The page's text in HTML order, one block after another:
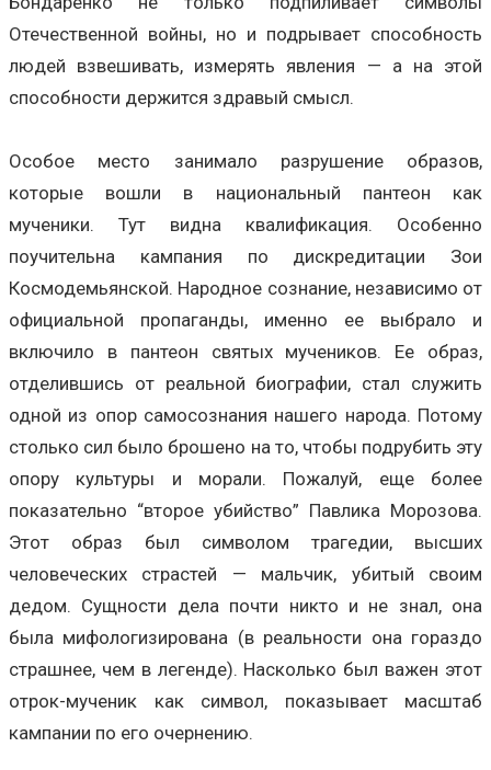
Отечественной войны, но и подрывает способность
людей взвешивать, измерять явления — а на этой
способности держится здравый смысл.
Особое место занимало разрушение образов,
которые вошли в национальный пантеон как
мученики. Тут видна квалификация. Особенно
поучительна кампания по дискредитации Зои
Космодемьянской. Народное сознание, независимо от
официальной пропаганды, именно ее выбрало и
включило в пантеон святых мучеников. Ее образ,
отделившись от реальной биографии, стал служить
одной из опор самосознания нашего народа. Потому
столько сил было брошено на то, чтобы подрубить эту
опору культуры и морали. Пожалуй, еще более
показательно “второе убийство” Павлика Морозова.
Этот образ был символом трагедии, высших
человеческих страстей — мальчик, убитый своим
дедом. Сущности дела почти никто и не знал, она
была мифологизирована (в реальности она гораздо
страшнее, чем в легенде). Насколько был важен этот
отрок-мученик как символ, показывает масштаб
кампании по его очернению.